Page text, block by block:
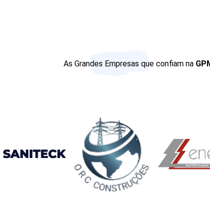
As Grandes Empresas que confiam na